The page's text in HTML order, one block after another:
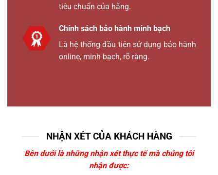
tiêu chuẩn của hãng.
Chính sách bảo hành minh bạch
Là hệ thống đầu tiên sử dụng bảo hành
online, minh bạch, rõ ràng.
NHẬN XÉT CỦA KHÁCH HÀNG
Bên dưới là những nhận xét thực tế mà chúng tôi
nhận được: